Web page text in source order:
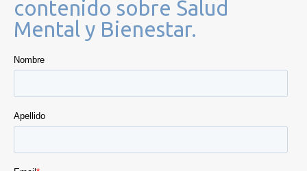
contenido sobre Salud
Mental y Bienestar.